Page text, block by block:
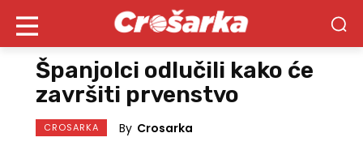
Španjolci odlučili kako će
završiti prvenstvo
CROSARKA By Crosarka